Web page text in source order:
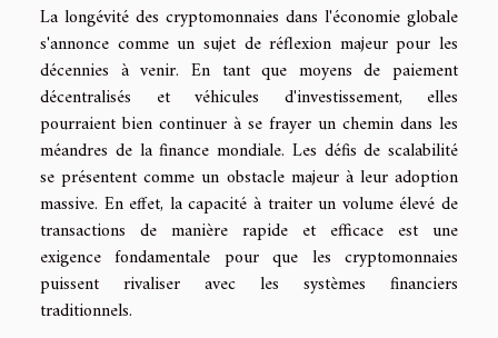
La longévité des cryptomonnaies dans l'économie globale
s'annonce comme un sujet de réflexion majeur pour les
décennies à venir. En tant que moyens de paiement
décentralisés et véhicules d'investissement, elles
pourraient bien continuer à se frayer un chemin dans les
méandres de la finance mondiale. Les défis de scalabilité
se présentent comme un obstacle majeur à leur adoption
massive. En effet, la capacité à traiter un volume élevé de
transactions de manière rapide et efficace est une
exigence fondamentale pour que les cryptomonnaies
puissent rivaliser avec les systèmes financiers
traditionnels.